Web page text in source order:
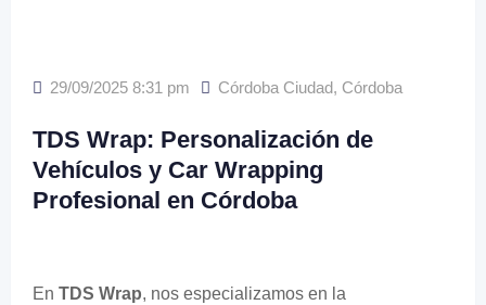
29/09/2025 8:31 pm Córdoba Ciudad, Córdoba
TDS Wrap: Personalización de
Vehículos y Car Wrapping
Profesional en Córdoba
En TDS Wrap, nos especializamos en la